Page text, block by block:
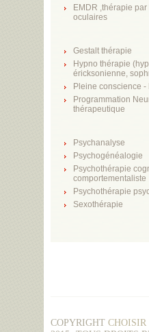
EMDR ,thérapie
oculaires
Gestalt thérapie
Hypno thérapie
éricksonienne,
Pleine conscience
Programmation
thérapeutique
Psychanalyse
Psychogénéalogie
Psychothérapie
comportementaliste
Psychothérapie
Sexothérapie
COPYRIGHT CHOISIR